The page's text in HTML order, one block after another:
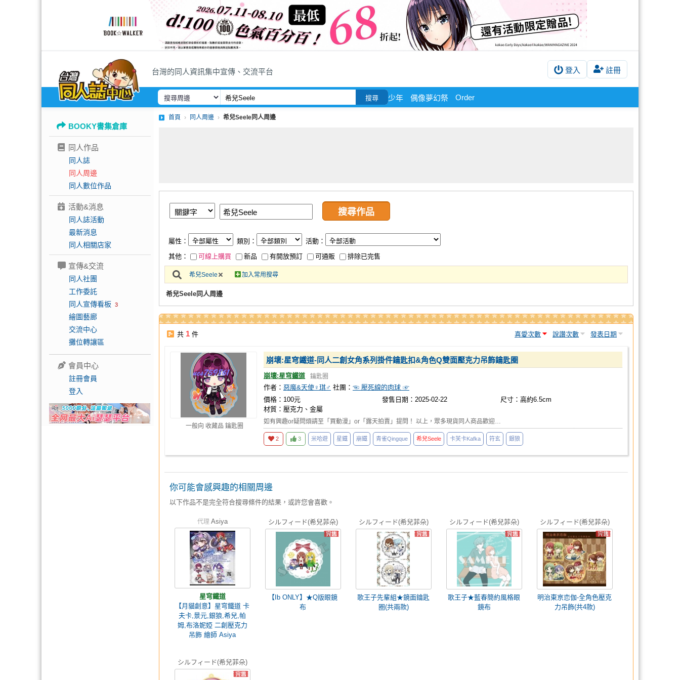
台灣的同人資訊集中宣傳、交流平台 登入 註冊
搜尋 少年 偶像夢幻祭 Order
BOOKY書集倉庫
同人作品
同人誌
同人周邊
同人數位作品
活動&消息
同人誌活動
最新消息
同人相關店家
宣傳&交流
同人社團
工作委託
同人宣傳看板 3
繪圖藝廊
交流中心
攤位轉讓區
會員中心
註冊會員
登入
首頁 同人周邊 希兒Seele同人周邊
屬性： 類別：
活動：
其他：
可線上購買 新品 有開放預訂 可通販 排除已完售
希兒Seele 加入常用搜尋
希兒Seele同人周邊
共 1 件 喜愛次數 說讚次數 發表日期
一般向 收藏品 鑰匙圈
崩壞:星穹鐵道-同人二創女角系列掛件鑰匙扣&角色Q雙面壓克力吊飾鑰匙圈
崩壞:星穹鐵道 鑰匙圈
作者： 惡魔&天使♀琪♂ 社團： ☜ 壓死線的肉球 ☞
價格：100元
發售日期：2025-02-22
尺寸：高約6.5cm
材質：壓克力、金屬
如有興趣or疑問煩請至「買動漫」or「露天拍賣」提問！ 以上，眾多現貨同人商品歡迎…
2 3 米哈遊 星鐵 崩鐵 青雀Qingque 希兒Seele 卡芙卡Kafka 符玄 銀狼
你可能會感興趣的相關周邊
以下作品不是完全符合搜尋條件的結果，或許您會喜歡。
代理 Asiya
星穹鐵道
【月貓創意】星穹鐵道 卡
夫卡,景元,銀狼,希兒,帕
姆,布洛妮婭 二創壓克力
吊飾 繪師 Asiya
シルフィード(希兒菲朵)
【Ib ONLY】★Q版眼鏡
布
シルフィード(希兒菲朵)
歌王子先輩組★鏡面鑰匙
圈(共兩款)
シルフィード(希兒菲朵)
歌王子★藍春簡約風格眼
鏡布
シルフィード(希兒菲朵)
明治東亰恋伽-全角色壓克
力吊飾(共4款)
シルフィード(希兒菲朵)